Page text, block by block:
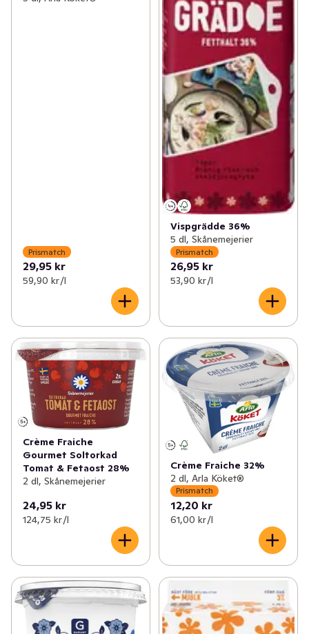
Prismatch
29,95 kr
59,90 kr /l
Vispgrädde 36%
5 dl, Skånemejerier
Prismatch
26,95 kr
53,90 kr /l
Crème Fraiche
Gourmet Soltorkad
Tomat & Fetaost 28%
2 dl, Skånemejerier
24,95 kr
124,75 kr /l
Crème Fraiche 32%
2 dl, Arla Köket®
Prismatch
12,20 kr
61,00 kr /l